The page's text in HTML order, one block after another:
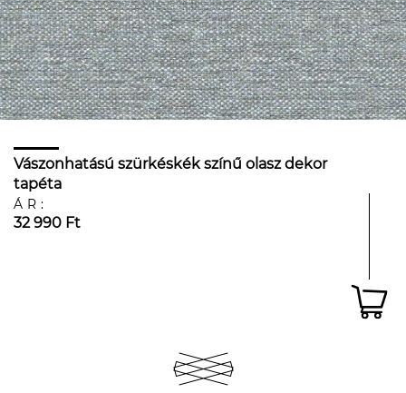
Vászonhatású szürkéskék színű olasz dekor
tapéta
ÁR:
32 990 Ft